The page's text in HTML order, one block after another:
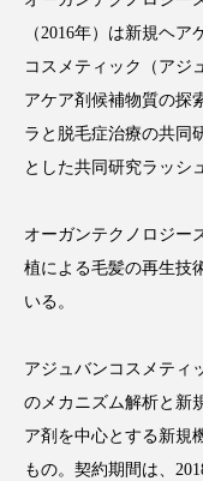
FEATURED
TAG LIST
Gemini
（2016年）は新規ヘ
コスメティック（アジ
アケア剤候補物質の探
ラと脱毛症治療の共同
とした共同研究ラッシ
オーガンテクノロジー
植による毛髪の再生技
いる。
アジュバンコスメティ
のメカニズム解析と新
ア剤を中心とする新規
もの。契約期間は、